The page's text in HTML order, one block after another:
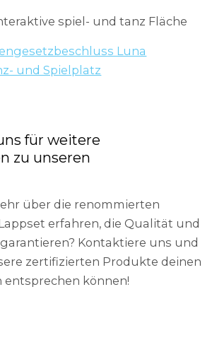
spiel- und tanz Fläche
Luna
und Spielplatz
für weitere
zu unseren
über die renommierten
erfahren, die Qualität und
Kontaktiere uns und
zertifizierten Produkte deinen
können!